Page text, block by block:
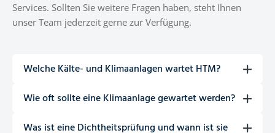
Services. Sollten Sie weitere Fragen haben, steht Ihnen
unser Team jederzeit gerne zur Verfügung.
Welche Kälte- und Klimaanlagen wartet HTM?
Splitgeräten und VRF-Systemen über Kaltwassersätze bis
Wie oft sollte eine Klimaanlage gewartet werden?
Was ist eine Dichtheitsprüfung und wann ist sie